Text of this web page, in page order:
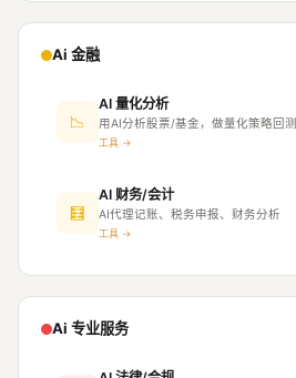
Ai 金融
📉
AI 量化分析
用AI分析股票/基金，做量化策略回测
工具 →
🧮
AI 财务/会计
AI代理记账、税务申报、财务分析
工具 →
Ai 专业服务